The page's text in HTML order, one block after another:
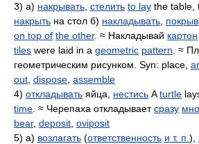
3) а) накрывать стелить to lay the table,
накрыть на стол б) накладывать
on top of the other. ≈ Накладывай картон
tiles were laid in a geometric pattern . ≈
геометрическим рисунком. Syn: place,
out dispose assemble
4) откладывать яйца, нестись Aturtle
time . ≈ Черепаха откладываетсразу
bear, deposit oviposit
5) а) возлагать (ответственность и т. п. ),